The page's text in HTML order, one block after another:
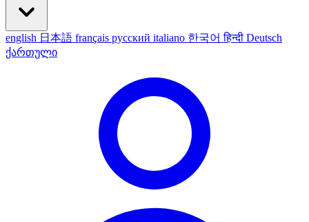
english 日本語 français русский italiano 한국어हिन्दी Deutsch
ქართული